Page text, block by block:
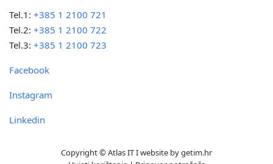
Tel.1:+385 1 2100 721
Tel.2:+385 1 2100 722
Tel.3:+385 1 2100 723
Facebook
Instagram
Linkedin
Copyright © Atlas IT I website bygetim.hr